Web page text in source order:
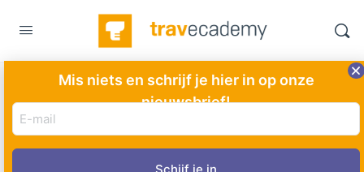
Colorado
Mis niets en schrijf je hier in op onze
nieuwsbrief!
E-
mail
adres